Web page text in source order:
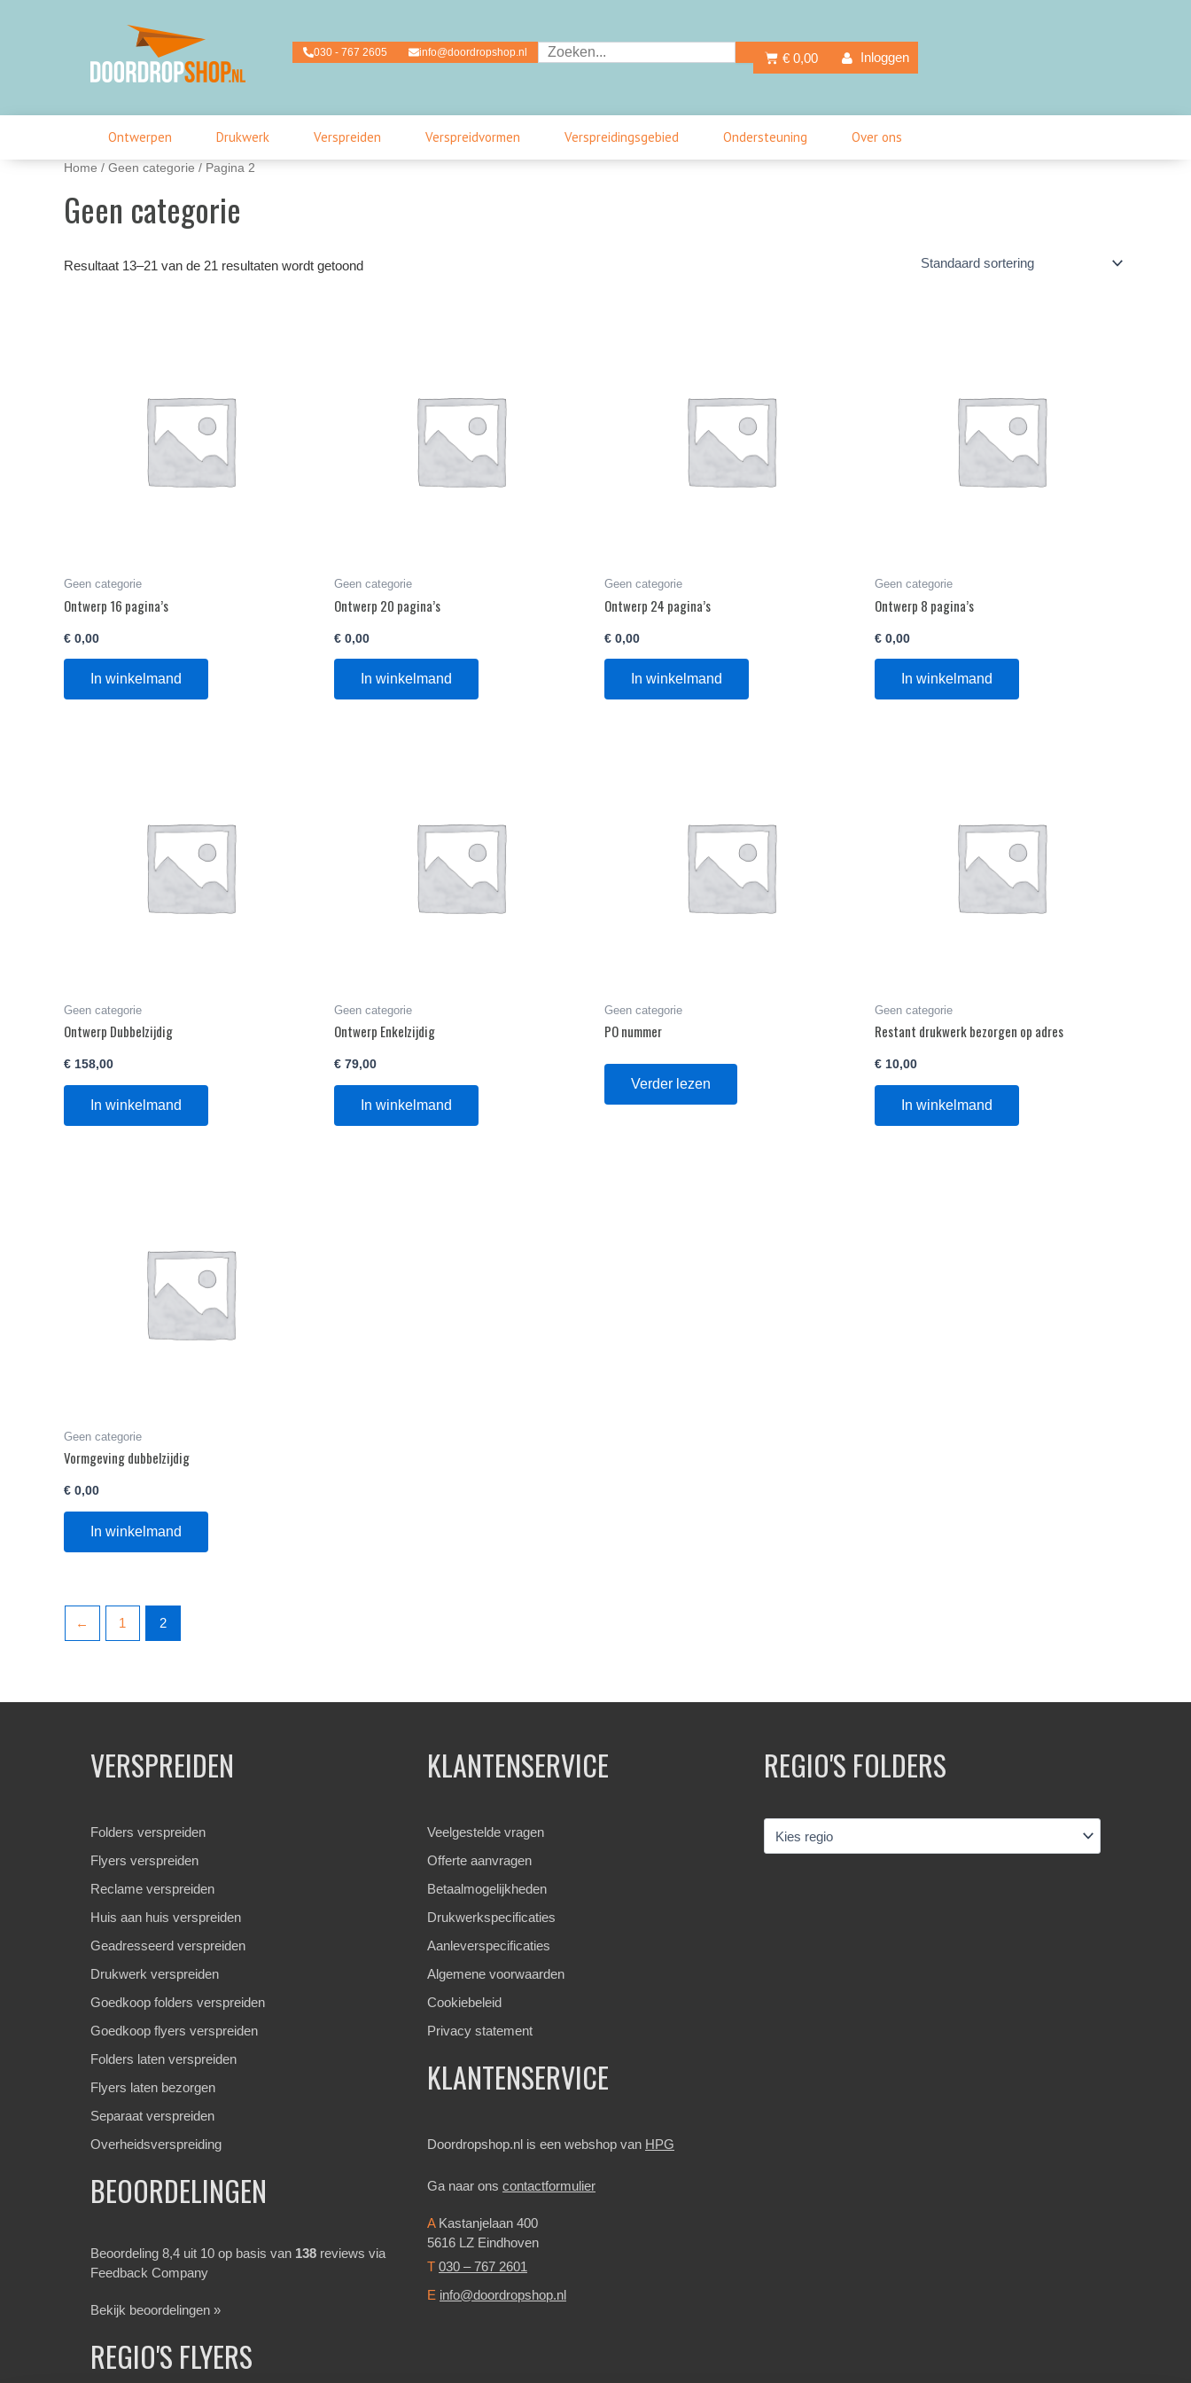
030 - 767 2605 info@doordropshop.nl Zoeken
€ 0,00
Winkelwagen Inloggen
Ontwerpen Drukwerk Verspreiden Verspreidvormen Verspreidingsgebied Ondersteuning Over ons
Home / Geen categorie / Pagina 2
Geen categorie
Resultaat 13–21 van de 21 resultaten wordt getoond
Geen categorie
Ontwerp 16 pagina’s
€ 0,00
In winkelmand
Geen categorie
Ontwerp 20 pagina’s
€ 0,00
In winkelmand
Geen categorie
Ontwerp 24 pagina’s
€ 0,00
In winkelmand
Geen categorie
Ontwerp 8 pagina’s
€ 0,00
In winkelmand
Geen categorie
Ontwerp Dubbelzijdig
€ 158,00
In winkelmand
Geen categorie
Ontwerp Enkelzijdig
€ 79,00
In winkelmand
Geen categorie
PO nummer
Verder lezen
Geen categorie
Restant drukwerk bezorgen op adres
€ 10,00
In winkelmand
Geen categorie
Vormgeving dubbelzijdig
€ 0,00
In winkelmand
← 1 2
VERSPREIDEN
Folders verspreiden
Flyers verspreiden
Reclame verspreiden
Huis aan huis verspreiden
Geadresseerd verspreiden
Drukwerk verspreiden
Goedkoop folders verspreiden
Goedkoop flyers verspreiden
Folders laten verspreiden
Flyers laten bezorgen
Separaat verspreiden
Overheidsverspreiding
BEOORDELINGEN
Beoordeling 8,4 uit 10 op basis van 138 reviews via
Feedback Company
Bekijk beoordelingen »
REGIO'S FLYERS
KLANTENSERVICE
Veelgestelde vragen
Offerte aanvragen
Betaalmogelijkheden
Drukwerkspecificaties
Aanleverspecificaties
Algemene voorwaarden
Cookiebeleid
Privacy statement
KLANTENSERVICE
Doordropshop.nl is een webshop van HPG
Ga naar ons contactformulier
AKastanjelaan 400
5616 LZ Eindhoven
T 030 – 767 2601
E info@doordropshop.nl
REGIO'S FOLDERS